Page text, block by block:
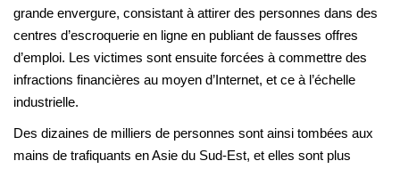
grande envergure, consistant à attirer des personnes dans des
centres d’escroquerie en ligne en publiant de fausses offres
d’emploi. Les victimes sont ensuite forcées à commettre des
infractions financières au moyen d’Internet, et ce à l’échelle
industrielle.
Des dizaines de milliers de personnes sont ainsi tombées aux
mains de trafiquants en Asie du Sud-Est, et elles sont plus